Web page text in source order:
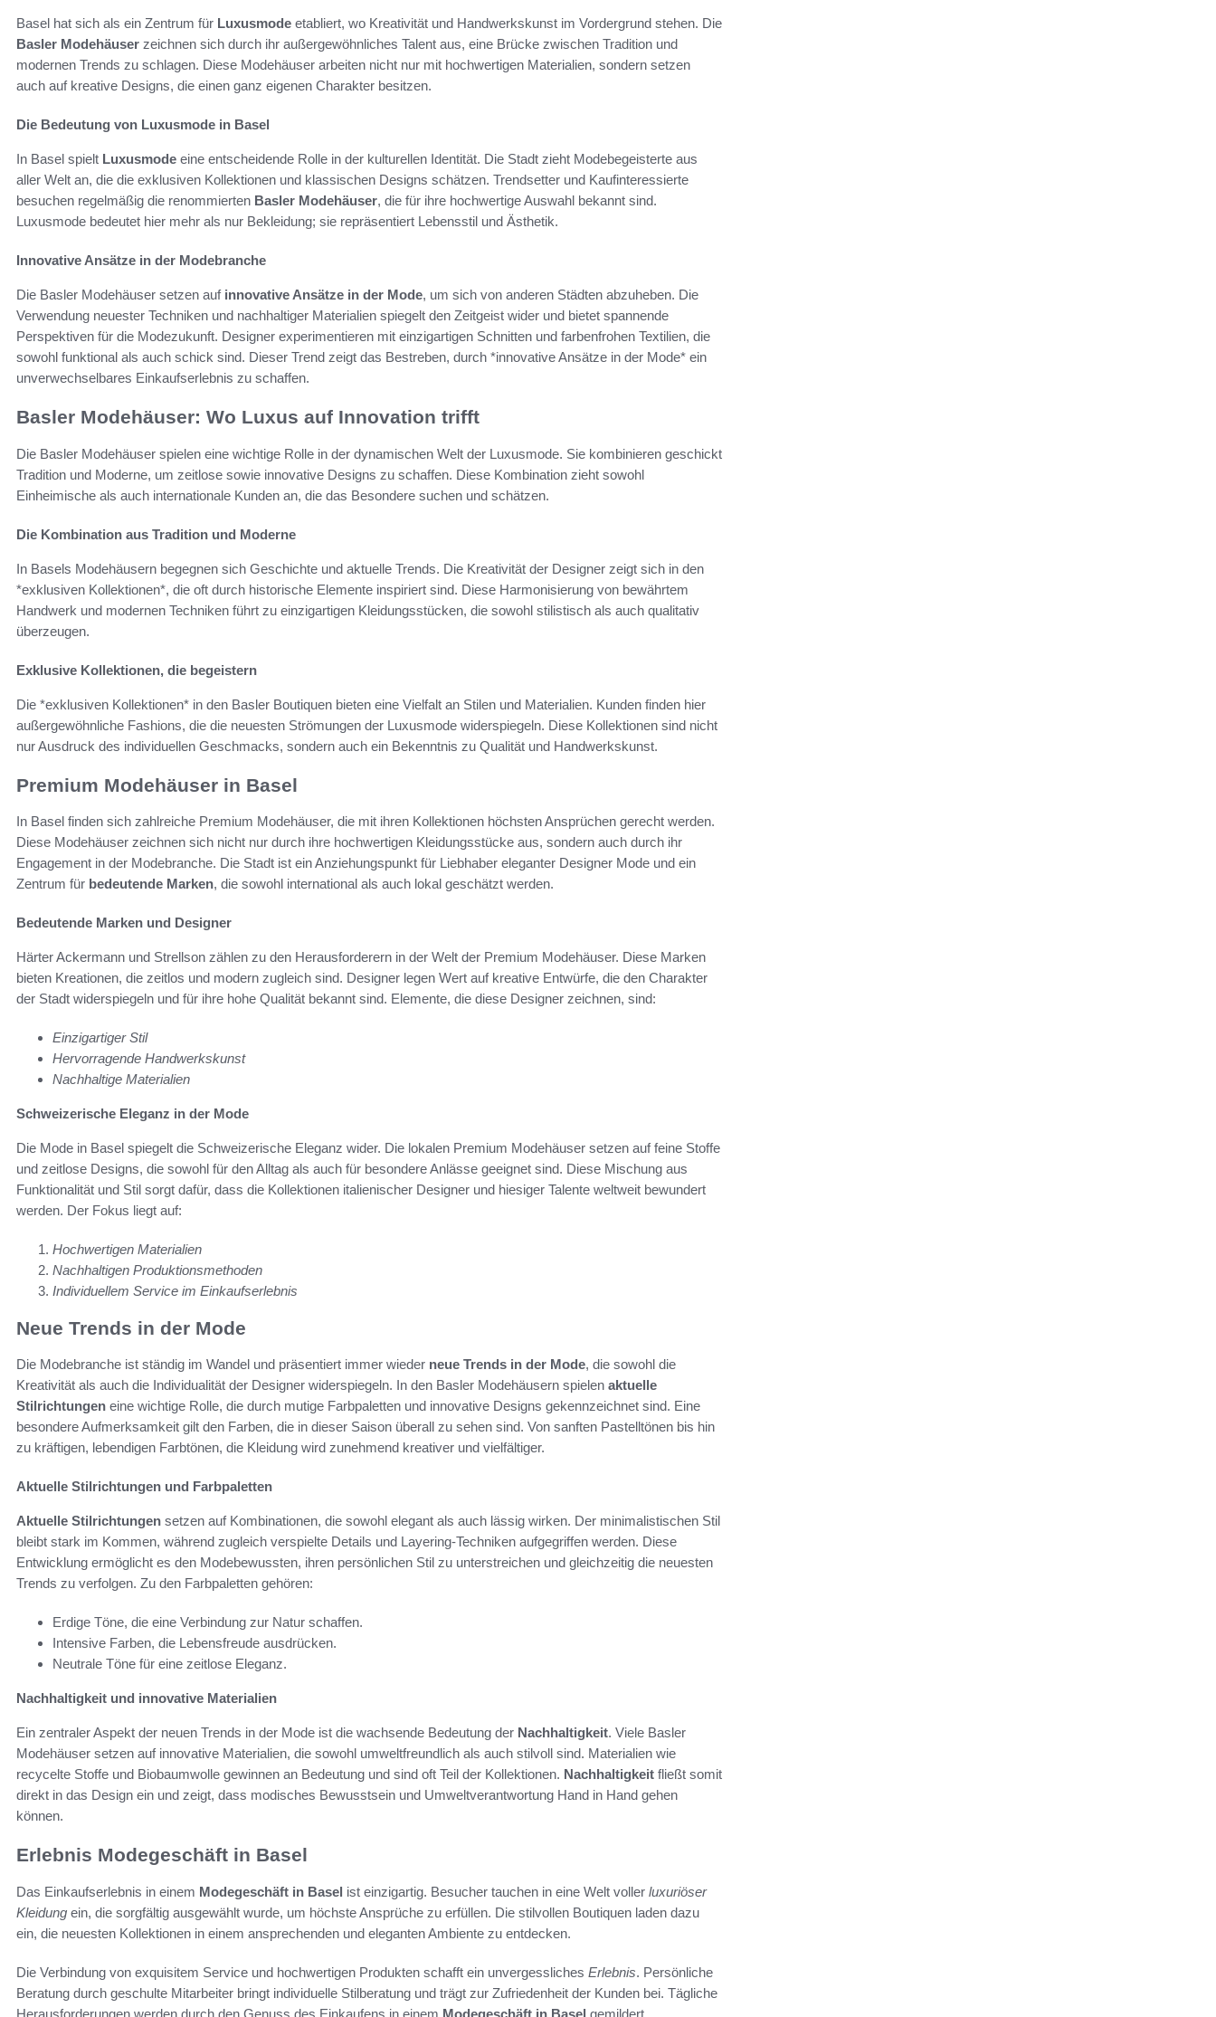
Basel hat sich als ein Zentrum für Luxusmode etabliert, wo Kreativität und Handwerkskunst im Vordergrund stehen. Die
Basler Modehäuser zeichnen sich durch ihr außergewöhnliches Talent aus, eine Brücke zwischen Tradition und
modernen Trends zu schlagen. Diese Modehäuser arbeiten nicht nur mit hochwertigen Materialien, sondern setzen
auch auf kreative Designs, die einen ganz eigenen Charakter besitzen.
Die Bedeutung von Luxusmode in Basel
In Basel spielt Luxusmode eine entscheidende Rolle in der kulturellen Identität. Die Stadt zieht Modebegeisterte aus
aller Welt an, die die exklusiven Kollektionen und klassischen Designs schätzen. Trendsetter und Kaufinteressierte
besuchen regelmäßig die renommierten Basler Modehäuser, die für ihre hochwertige Auswahl bekannt sind.
Luxusmode bedeutet hier mehr als nur Bekleidung; sie repräsentiert Lebensstil und Ästhetik.
Innovative Ansätze in der Modebranche
Die Basler Modehäuser setzen auf innovative Ansätze in der Mode, um sich von anderen Städten abzuheben. Die
Verwendung neuester Techniken und nachhaltiger Materialien spiegelt den Zeitgeist wider und bietet spannende
Perspektiven für die Modezukunft. Designer experimentieren mit einzigartigen Schnitten und farbenfrohen Textilien, die
sowohl funktional als auch schick sind. Dieser Trend zeigt das Bestreben, durch *innovative Ansätze in der Mode* ein
unverwechselbares Einkaufserlebnis zu schaffen.
Basler Modehäuser: Wo Luxus auf Innovation trifft
Die Basler Modehäuser spielen eine wichtige Rolle in der dynamischen Welt der Luxusmode. Sie kombinieren geschickt
Tradition und Moderne, um zeitlose sowie innovative Designs zu schaffen. Diese Kombination zieht sowohl
Einheimische als auch internationale Kunden an, die das Besondere suchen und schätzen.
Die Kombination aus Tradition und Moderne
In Basels Modehäusern begegnen sich Geschichte und aktuelle Trends. Die Kreativität der Designer zeigt sich in den
*exklusiven Kollektionen*, die oft durch historische Elemente inspiriert sind. Diese Harmonisierung von bewährtem
Handwerk und modernen Techniken führt zu einzigartigen Kleidungsstücken, die sowohl stilistisch als auch qualitativ
überzeugen.
Exklusive Kollektionen, die begeistern
Die *exklusiven Kollektionen* in den Basler Boutiquen bieten eine Vielfalt an Stilen und Materialien. Kunden finden hier
außergewöhnliche Fashions, die die neuesten Strömungen der Luxusmode widerspiegeln. Diese Kollektionen sind nicht
nur Ausdruck des individuellen Geschmacks, sondern auch ein Bekenntnis zu Qualität und Handwerkskunst.
Premium Modehäuser in Basel
In Basel finden sich zahlreiche Premium Modehäuser, die mit ihren Kollektionen höchsten Ansprüchen gerecht werden.
Diese Modehäuser zeichnen sich nicht nur durch ihre hochwertigen Kleidungsstücke aus, sondern auch durch ihr
Engagement in der Modebranche. Die Stadt ist ein Anziehungspunkt für Liebhaber eleganter Designer Mode und ein
Zentrum für bedeutende Marken, die sowohl international als auch lokal geschätzt werden.
Bedeutende Marken und Designer
Härter Ackermann und Strellson zählen zu den Herausforderern in der Welt der Premium Modehäuser. Diese Marken
bieten Kreationen, die zeitlos und modern zugleich sind. Designer legen Wert auf kreative Entwürfe, die den Charakter
der Stadt widerspiegeln und für ihre hohe Qualität bekannt sind. Elemente, die diese Designer zeichnen, sind:
Einzigartiger Stil
Hervorragende Handwerkskunst
Nachhaltige Materialien
Schweizerische Eleganz in der Mode
Die Mode in Basel spiegelt die Schweizerische Eleganz wider. Die lokalen Premium Modehäuser setzen auf feine Stoffe
und zeitlose Designs, die sowohl für den Alltag als auch für besondere Anlässe geeignet sind. Diese Mischung aus
Funktionalität und Stil sorgt dafür, dass die Kollektionen italienischer Designer und hiesiger Talente weltweit bewundert
werden. Der Fokus liegt auf:
Hochwertigen Materialien
Nachhaltigen Produktionsmethoden
Individuellem Service im Einkaufserlebnis
Neue Trends in der Mode
Die Modebranche ist ständig im Wandel und präsentiert immer wieder neue Trends in der Mode, die sowohl die
Kreativität als auch die Individualität der Designer widerspiegeln. In den Basler Modehäusern spielen aktuelle
Stilrichtungen eine wichtige Rolle, die durch mutige Farbpaletten und innovative Designs gekennzeichnet sind. Eine
besondere Aufmerksamkeit gilt den Farben, die in dieser Saison überall zu sehen sind. Von sanften Pastelltönen bis hin
zu kräftigen, lebendigen Farbtönen, die Kleidung wird zunehmend kreativer und vielfältiger.
Aktuelle Stilrichtungen und Farbpaletten
Aktuelle Stilrichtungen setzen auf Kombinationen, die sowohl elegant als auch lässig wirken. Der minimalistischen Stil
bleibt stark im Kommen, während zugleich verspielte Details und Layering-Techniken aufgegriffen werden. Diese
Entwicklung ermöglicht es den Modebewussten, ihren persönlichen Stil zu unterstreichen und gleichzeitig die neuesten
Trends zu verfolgen. Zu den Farbpaletten gehören:
Erdige Töne, die eine Verbindung zur Natur schaffen.
Intensive Farben, die Lebensfreude ausdrücken.
Neutrale Töne für eine zeitlose Eleganz.
Nachhaltigkeit und innovative Materialien
Ein zentraler Aspekt der neuen Trends in der Mode ist die wachsende Bedeutung der Nachhaltigkeit. Viele Basler
Modehäuser setzen auf innovative Materialien, die sowohl umweltfreundlich als auch stilvoll sind. Materialien wie
recycelte Stoffe und Biobaumwolle gewinnen an Bedeutung und sind oft Teil der Kollektionen. Nachhaltigkeit fließt somit
direkt in das Design ein und zeigt, dass modisches Bewusstsein und Umweltverantwortung Hand in Hand gehen
können.
Erlebnis Modegeschäft in Basel
Das Einkaufserlebnis in einem Modegeschäft in Basel ist einzigartig. Besucher tauchen in eine Welt voller luxuriöser
Kleidung ein, die sorgfältig ausgewählt wurde, um höchste Ansprüche zu erfüllen. Die stilvollen Boutiquen laden dazu
ein, die neuesten Kollektionen in einem ansprechenden und eleganten Ambiente zu entdecken.
Die Verbindung von exquisitem Service und hochwertigen Produkten schafft ein unvergessliches Erlebnis. Persönliche
Beratung durch geschulte Mitarbeiter bringt individuelle Stilberatung und trägt zur Zufriedenheit der Kunden bei. Tägliche
Herausforderungen werden durch den Genuss des Einkaufens in einem Modegeschäft in Basel gemildert.